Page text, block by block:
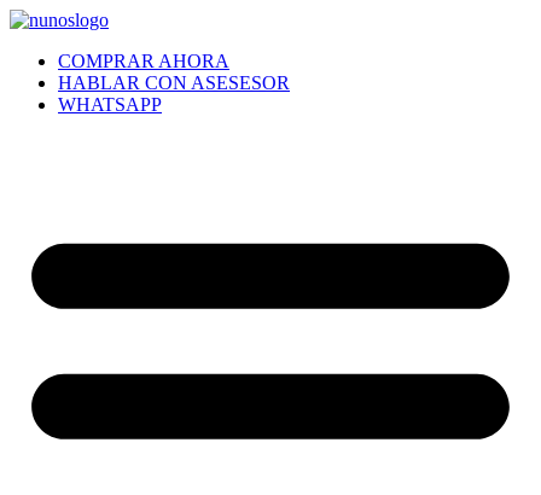
Ir
contenidoCOMPRAR AHORA
HABLAR CON ASESESOR
WHATSAPP